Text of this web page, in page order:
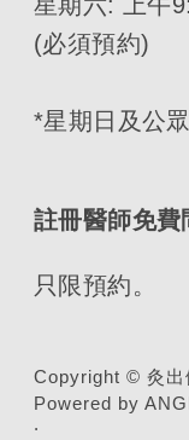
(必須預約)
*星期日及公
註冊醫師免費
只限預約。
Copyright © 灸出
Powered by
.